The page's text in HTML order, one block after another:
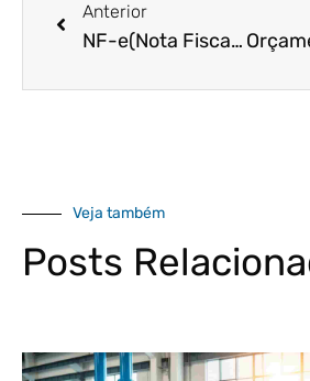
Anterior
NF-e(Nota Fiscal Eletrônica): Quais os impostos incidentes?
Veja também
Posts